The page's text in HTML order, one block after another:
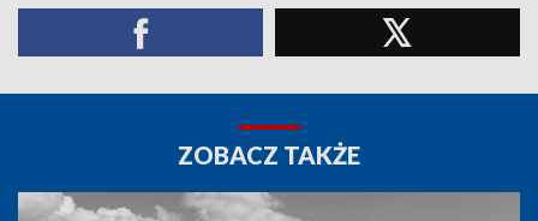
ZOBACZ TAKŻE